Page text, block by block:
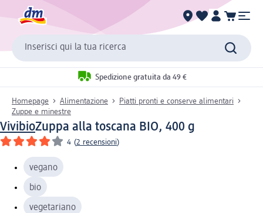
Inserisci qui la tua ricerca
Spedizione gratuita da 49 €
Homepage Alimentazione
Piatti pronti e conserve alimentari
Zuppe e minestre
VivibioZuppa alla toscana BIO, 400 g
4 (2 recensioni)
vegano
bio
vegetariano